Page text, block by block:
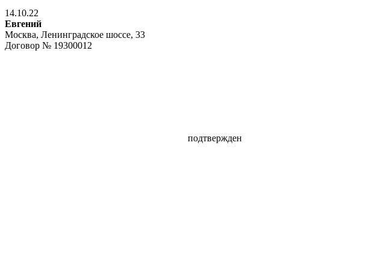
14.10.22
Евгений
Москва, Ленинградское шоссе, 33
Договор № 19300012
подтвержден